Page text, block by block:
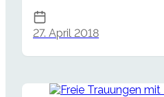
27. April 2018